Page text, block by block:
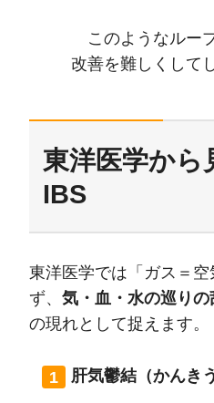
このようなルー
改善を難しくして
東洋医学から
IBS
東洋医学では「ガス＝空
ず、 気・血・水の巡りの
の現れとして捉えます。
肝気鬱結（かんき